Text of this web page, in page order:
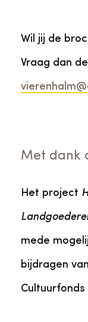
Wil jij de
Vraag dan
Met dank
Het project
mede
bijdragen
Cultuurfonds